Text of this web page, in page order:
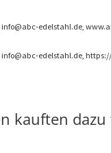
info@abc-edelstahl.de,
info@abc-edelstahl.de,
kauften